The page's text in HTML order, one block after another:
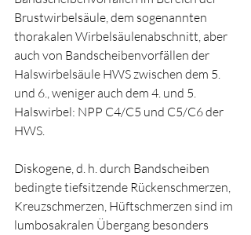
Brustwirbelsäule, dem sogenannten
thorakalen Wirbelsäulenabschnitt, aber
auch von Bandscheibenvorfällen der
Halswirbelsäule HWS zwischen dem 5.
und 6., weniger auch dem 4. und 5.
Halswirbel: NPP C4/C5 und C5/C6 der
HWS.
Diskogene, d. h. durch Bandscheiben
bedingte tiefsitzende Rückenschmerzen,
Kreuzschmerzen, Hüftschmerzen sind im
lumbosakralen Übergang besonders